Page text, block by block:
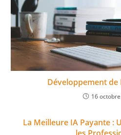
Développement de
16
La Meilleure IA Payante :